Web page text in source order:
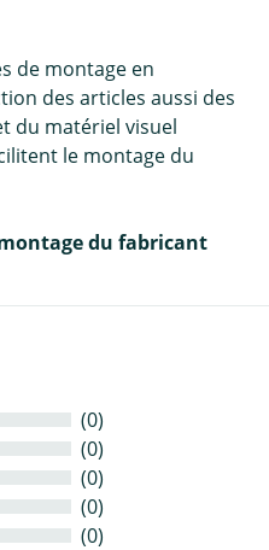
de montage en
des articles aussi des
du matériel visuel
le montage du
du fabricant
(0)
(0)
(0)
(0)
(0)